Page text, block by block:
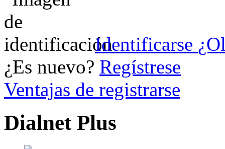
Identificarse
¿Es nuevo? Regístrese
Ventajas de registrarse
Dialnet Plus